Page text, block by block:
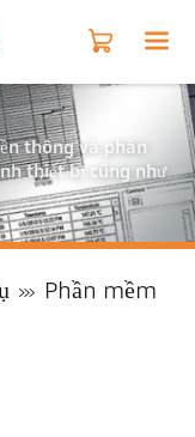
thông và phân
thiết bị cũng như
Phần mềm